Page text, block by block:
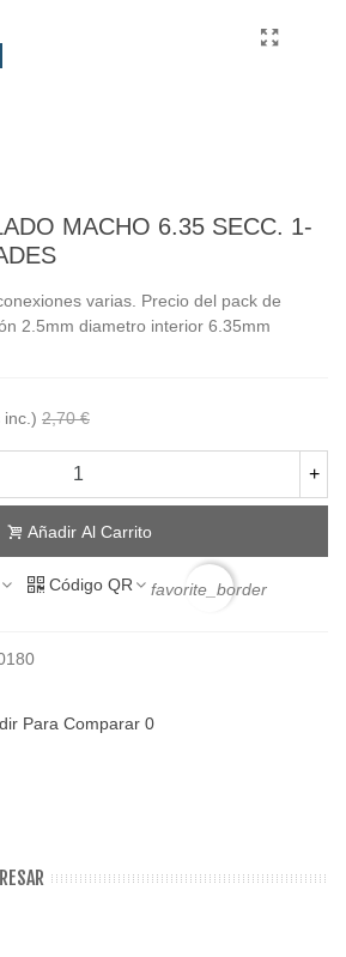
MACHO 6.35 SECC. 1-
varias. Precio del pack de
2.5mm diametro interior 6.35mm
inc.) 2,70 €
+
Añadir Al Carrito
Código QR favorite_border
Para Comparar 0